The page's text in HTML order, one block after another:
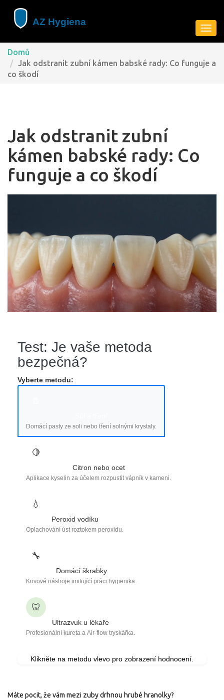
Domů
Jak odstranit zubní kámen babské rady: Co funguje a
co škodí
Jak odstranit zubní
kámen babské rady: Co
funguje a co škodí
Test: Je vaše metoda
bezpečná?
Vyberte metodu:
Domácí pasty ze soli nebo tření solnými krystaly.
🍋
Citron nebo ocet
Aplikace kyselin za účelem rozpustit vápník v kameni.
💧
Peroxid vodíku
Oplachování úst roztokem peroxidu.
🔧
Domácí škrabky
Kovové nástroje imitující práci hygienika.
🦷
Ultrazvuk u lékaře
Profesionální kureta a Air-flow tryskářka.
Klikněte na metodu vlevo pro zobrazení hodnocení.
Máte pocit, že vám mezi zuby drhnou hrubé hranolky?